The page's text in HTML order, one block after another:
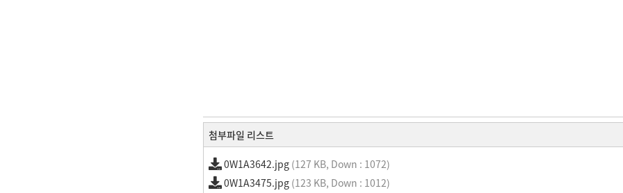
첨부파일 리스트
0W1A3642.jpg (127 KB, Down : 1072)
0W1A3475.jpg (123 KB, Down : 1012)